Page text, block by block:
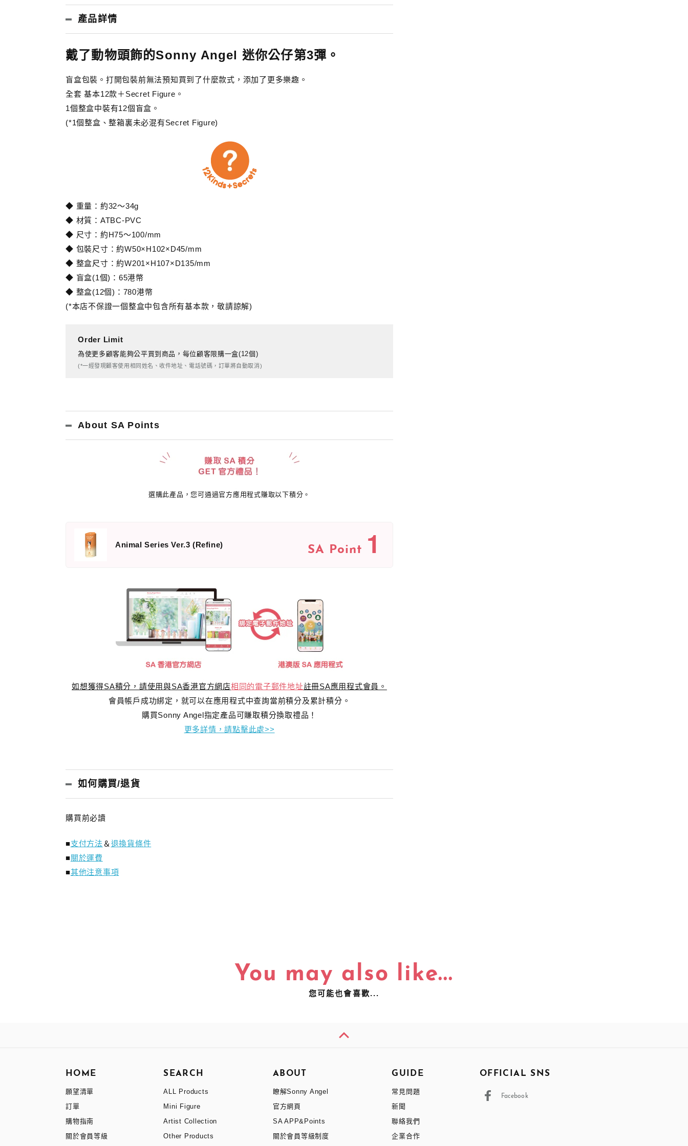
產品詳情
戴了動物頭飾的Sonny Angel 迷你公仔第3彈。
盲盒包裝。打開包裝前無法預知買到了什麼款式，添加了更多樂趣。
全套 基本12款＋Secret Figure。
1個整盒中裝有12個盲盒。
(*1個整盒、整箱裏未必混有Secret Figure)
◆ 重量：約32～34g
◆ 材質：ATBC-PVC
◆ 尺寸：約H75～100/mm
◆ 包裝尺寸：約W50×H102×D45/mm
◆ 整盒尺寸：約W201×H107×D135/mm
◆ 盲盒(1個)：65港幣
◆ 整盒(12個)：780港幣
(*本店不保證一個整盒中包含所有基本款，敬請諒解)
Order Limit
為使更多顧客能夠公平買到商品，每位顧客限購一盒(12個)
(*一經發現顧客使用相同姓名、收件地址、電話號碼，訂單將自動取消)
About SA Points
選購此產品，您可通過官方應用程式賺取以下積分。
Animal Series Ver.3 (Refine) SA Point 1
如想獲得SA積分，請使用與SA香港官方網店相同的電子郵件地址註冊SA應用程式會員。
會員帳戶成功綁定，就可以在應用程式中查詢當前積分及累計積分。
購買Sonny Angel指定產品可賺取積分換取禮品！
更多詳情，請點擊此處>>
如何購買/退貨
購買前必讀
■支付方法 ＆ 退換貨條件
■關於運費
■其他注意事項
You may also like...
您可能也會喜歡...
HOME
願望清單
訂單
購物指南
關於會員等級
SEARCH
ALL Products
Mini Figure
Artist Collection
Other Products
ABOUT
瞭解Sonny Angel
官方網頁
SA APP&Points
關於會員等級制度
GUIDE
常見問題
新聞
聯絡我們
企業合作
OFFICIAL SNS
Facebook